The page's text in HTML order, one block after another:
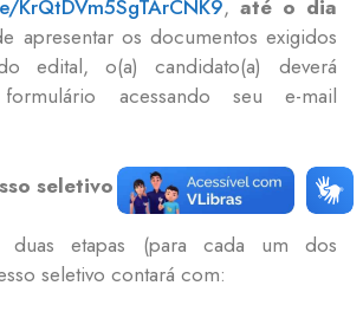
KrQtDVm5SgTArCNK9,até o dia
apresentar os documentos exigidos
edital, o(a) candidato(a) deverá
acessando seu e-mail
seletivo
duas etapas (para cada um dos
seletivo contará com: